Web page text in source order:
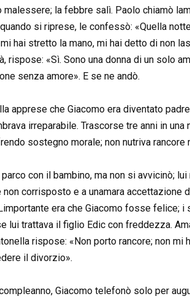
la febbre salì. Paolo chiamò
si riprese, le confessò: «Quella
hai stretto la mano, mi hai detto di non
rispose: «Sì. Sono una donna di un solo
senza amore». E se ne andò.
apprese che Giacomo era diventato
irreparabile. Trascorse tre anni in
sostegno morale; non nutriva
con il bambino, ma non si avvicinò;
non corrisposto e a unamara accettazione
era che Giacomo fosse felice; i
lui trattava il figlio Edic con freddezza.
rispose: «Non porto rancore; non mi
il divorzio».
Giacomo telefonò solo per